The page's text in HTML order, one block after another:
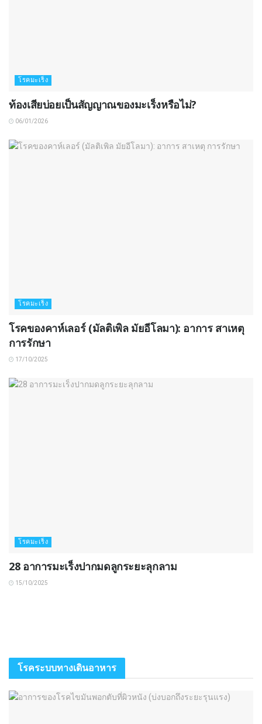
โรคมะเร็ง
ท้องเสียบ่อยเป็นสัญญาณของมะเร็งหรือไม่?
06/01/2026
โรคมะเร็ง
โรคของคาห์เลอร์ (มัลติเพิล มัยอีโลมา): อาการ สาเหตุ
การรักษา
17/10/2025
โรคมะเร็ง
28 อาการมะเร็งปากมดลูกระยะลุกลาม
15/10/2025
โรคระบบทางเดินอาหาร